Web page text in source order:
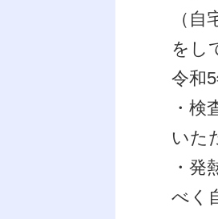
（
をし
令和
・
いた
・
べく